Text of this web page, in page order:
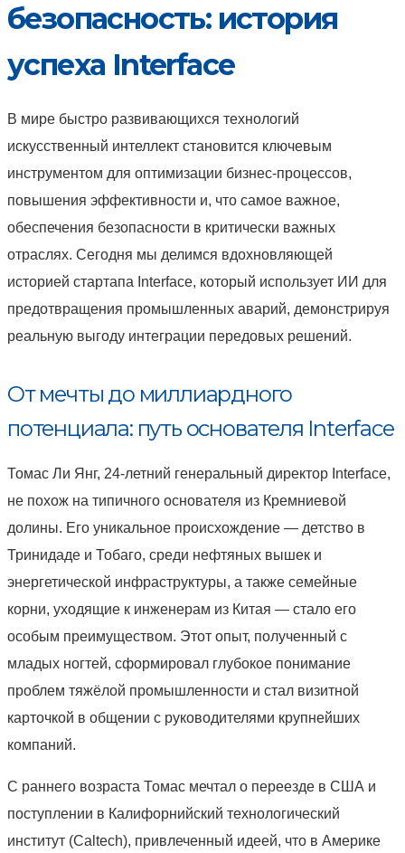
безопасность: история
успеха Interface
В мире быстро развивающихся технологий
искусственный интеллект становится ключевым
инструментом для оптимизации бизнес-процессов,
повышения эффективности и, что самое важное,
обеспечения безопасности в критически важных
отраслях. Сегодня мы делимся вдохновляющей
историей стартапа Interface, который использует ИИ для
предотвращения промышленных аварий, демонстрируя
реальную выгоду интеграции передовых решений.
От мечты до миллиардного
потенциала: путь основателя Interface
Томас Ли Янг, 24-летний генеральный директор Interface,
не похож на типичного основателя из Кремниевой
долины. Его уникальное происхождение — детство в
Тринидаде и Тобаго, среди нефтяных вышек и
энергетической инфраструктуры, а также семейные
корни, уходящие к инженерам из Китая — стало его
особым преимуществом. Этот опыт, полученный с
младых ногтей, сформировал глубокое понимание
проблем тяжёлой промышленности и стал визитной
карточкой в общении с руководителями крупнейших
компаний.
С раннего возраста Томас мечтал о переезде в США и
поступлении в Калифорнийский технологический
институт (Caltech), привлеченный идеей, что в Америке